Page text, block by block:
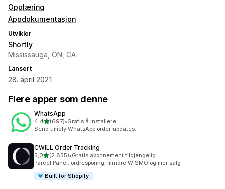
Opplæring
Appdokumentasjon
Utvikler
Shortly
Mississauga, ON, CA
Lansert
28. april 2021
Flere apper som denne
WhatsApp
4,4av 5 stjerner
(697)
Totalt 697 omtaler
•Gratis å installere
Send timely WhatsApp order updates.
CWILL Order Tracking
5,0av 5 stjerner
(2 855)
Totalt 2855 omtaler
•Gratis abonnement tilgjengelig
Parcel Panel: ordresporing, mindre WISMO og mer salg
Built for Shopify